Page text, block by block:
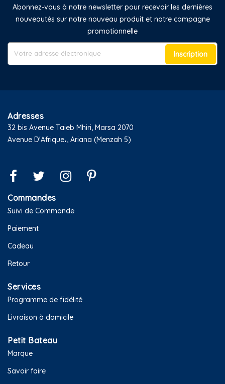
Abonnez-vous à notre newsletter pour recevoir les dernières
nouveautés sur notre nouveau produit et notre campagne
promotionnelle
Inscription
Adresses
32 bis Avenue Taieb Mhiri, Marsa 2070
Avenue D'Afrique،, Ariana (Menzah 5)
Commandes
Suivi de Commande
Paiement
Cadeau
Retour
Services
Programme de fidélité
Livraison à domicile
Petit Bateau
Marque
Savoir faire